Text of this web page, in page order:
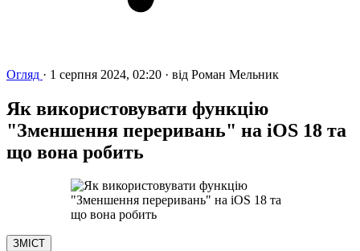
Огляд · 1 серпня 2024, 02:20 · від Роман Мельник
Як використовувати функцію
"Зменшення переривань" на iOS 18 та
що вона робить
ЗМІСТ